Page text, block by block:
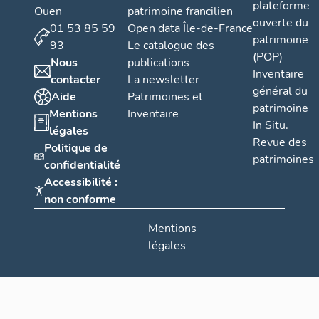
Ouen
01 53 85 59
93
Nous
contacter
Aide
Mentions
légales
Politique de
confidentialité
Accessibilité :
non conforme
patrimoine francilien
Open data Île-de-France
Le catalogue des
publications
La newsletter
Patrimoines et
Inventaire
plateforme
ouverte du
patrimoine
(POP)
Inventaire
général du
patrimoine
In Situ.
Revue des
patrimoines
Mentions
légales